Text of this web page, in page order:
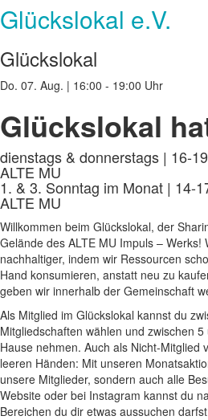
Glückslokal e.V.
Glückslokal
Do. 07. Aug. | 16:00 - 19:00 Uhr
Glückslokal
dienstags & donnerstags | 16-
ALTE MU
1. & 3. Sonntag im Monat | 14-
ALTE MU
Willkommen beim Glückslokal, der
Gelände des ALTE MU Impuls – Werks!
nachhaltiger, indem wir Ressourcen
Hand konsumieren, anstatt neu zu
geben wir innerhalb der Gemeinschaft
Als Mitglied im Glückslokal kannst du
Mitgliedschaften wählen und zwischen
Hause nehmen. Auch als Nicht-Mitglied
leeren Händen: Mit unseren
unsere Mitglieder, sondern auch alle
Website oder bei Instagram kannst du
Bereichen du dir etwas aussuchen